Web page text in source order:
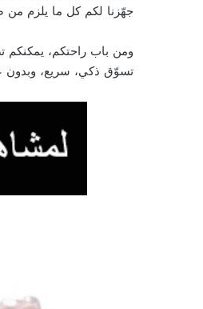
جهّزنا لكم كل ما يلزم من
ومن باب راحتكم،
تسوّق ذكي، سريع، وبدون